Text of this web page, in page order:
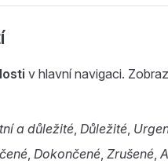
v hlavní navigaci.
a důležité, Důležité,
, Dokončené, Zrušené,